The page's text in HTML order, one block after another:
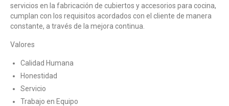
servicios en la fabricación de cubiertos y accesorios para cocina,
cumplan con los requisitos acordados con el cliente de manera
constante, a través de la mejora continua.
Valores
Calidad Humana
Honestidad
Servicio
Trabajo en Equipo